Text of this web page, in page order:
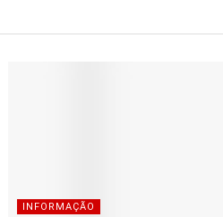
INFORMAÇÃO